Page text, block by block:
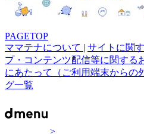
PAGETOP
ママテナについて | サイトに関
プ・コンテンツ配信等に関する
にあたって（ご利用端末からの
グ一覧
>